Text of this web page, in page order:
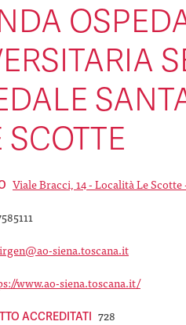
Viale Bracci, 14 - Località Le Scotte
siena.toscana.it
www.ao-siena.toscana.it/
ACCREDITATI 728